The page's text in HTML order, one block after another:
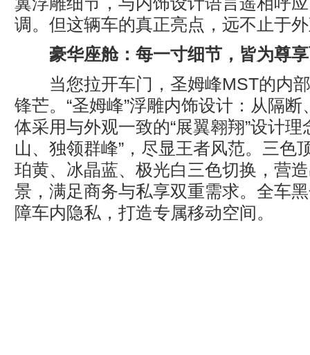
调。但这辆车的真正亮点，远不止于
豪华座舱：每一寸细节，皆为尊
当您拉开车门，圣姆峰MST的内部
锋芒。“圣姆峰”浮雕内饰设计：从隔
体采用与外观一致的“展翼翱翔”设计理
山、独领群峰”，尽显王者风范。三色
珀黄、冰晶蓝、极光白三色切换，营
景，满足商务与私享双重需求。全车
障车内隐私，打造专属移动空间。